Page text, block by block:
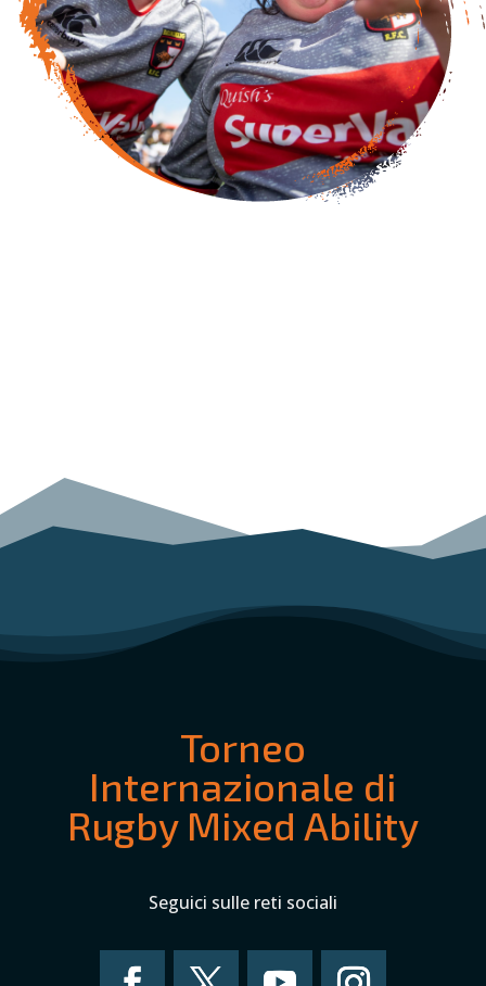
Torneo
Internazionale di
Rugby Mixed Ability
Seguici sulle reti sociali